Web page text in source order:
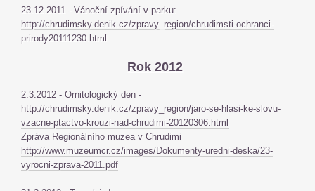
23.12.2011 - Vánoční zpívání v parku:
http://chrudimsky.denik.cz/zpravy_region/chrudimsti-ochranci-
prirody20111230.html
Rok 2012
2.3.2012 - Ornitologický den -
http://chrudimsky.denik.cz/zpravy_region/jaro-se-hlasi-ke-slovu-
vzacne-ptactvo-krouzi-nad-chrudimi-20120306.html
Zpráva Regionálního muzea v Chrudimi
http://www.muzeumcr.cz/images/Dokumenty-uredni-deska/23-
vyrocni-zprava-2011.pdf